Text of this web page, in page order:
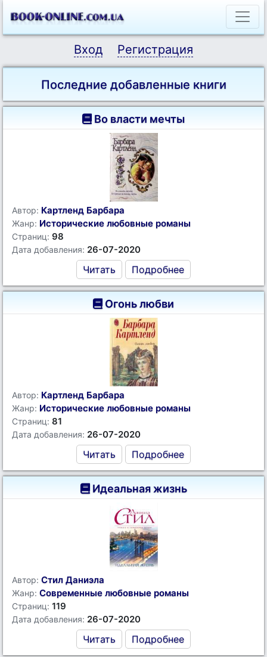
Вход Регистрация
Последние добавленные книги
Во власти мечты
Автор: Картленд Барбара
Жанр: Исторические любовные романы
Страниц: 98
Дата добавления: 26-07-2020
Читать Подробнее
Огонь любви
Автор: Картленд Барбара
Жанр: Исторические любовные романы
Страниц: 81
Дата добавления: 26-07-2020
Читать Подробнее
Идеальная жизнь
Автор: Стил Даниэла
Жанр: Современные любовные романы
Страниц: 119
Дата добавления: 26-07-2020
Читать Подробнее